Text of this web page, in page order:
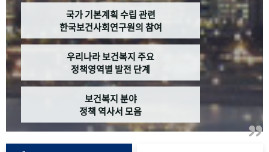
국가 기본계획 수립 관련
한국보건사회연구원의 참여
우리나라 보건복지 주요
정책영역별 발전 단계
보건복지 분야
정책 역사서 모음